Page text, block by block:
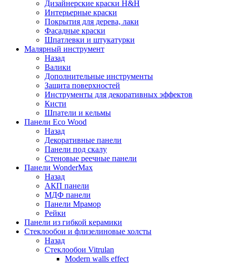
Дизайнерские краски H&H
Интерьерные краски
Покрытия для дерева, лаки
Фасадные краски
Шпатлевки и штукатурки
Малярный инструмент
Назад
Валики
Дополнительные инструменты
Защита поверхностей
Инструменты для декоративных эффектов
Кисти
Шпатели и кельмы
Панели Eco Wood
Назад
Декоративные панели
Панели под скалу
Стеновые реечные панели
Панели WonderMax
Назад
АКП панели
МДФ панели
Панели Мрамор
Рейки
Панели из гибкой керамики
Стеклообои и флизелиновые холсты
Назад
Стеклообои Vitrulan
Modern walls effect